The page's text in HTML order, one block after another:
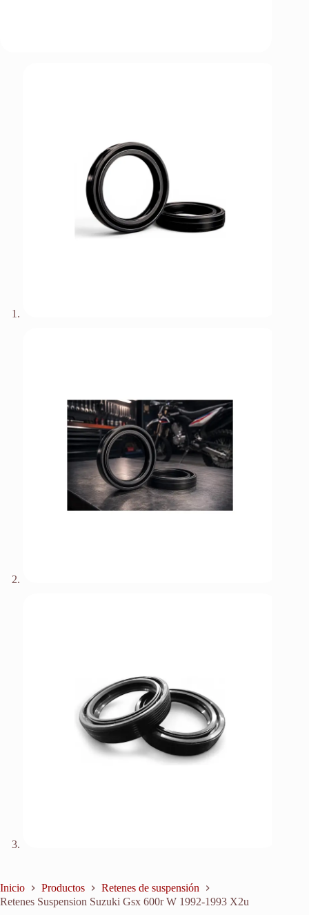
Inicio Productos
Retenes de suspensión
Retenes Suspension Suzuki Gsx 600r W 1992-1993 X2u